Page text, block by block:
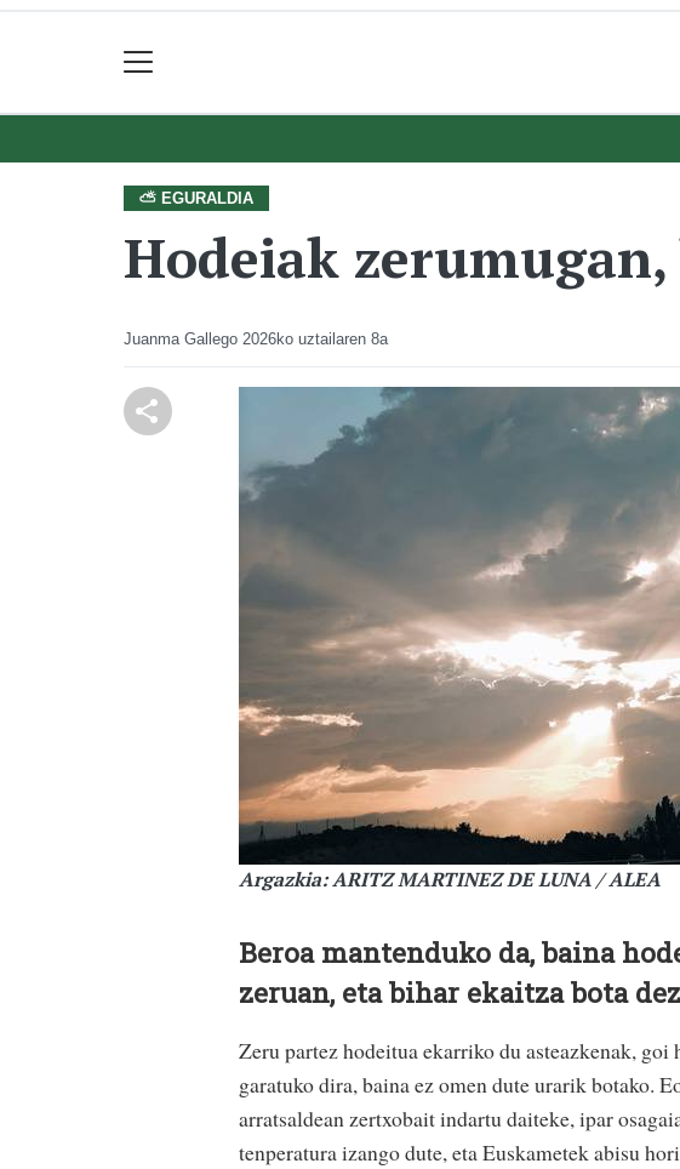
⛅ EGURALDIA
Hodeiak
Juanma Gallego 2026ko uztailaren 8a
Argazkia: ARITZ MARTINEZ DE LUNA / ALEA
Beroa mantenduko da, baina
zeruan, eta bihar ekaitza bota
Zeru partez hodeitua ekarriko du asteazkenak,
garatuko dira, baina ez omen dute urarik botako.
arratsaldean zertxobait indartu daiteke, ipar
tenperatura izango dute, eta Euskametek abisu